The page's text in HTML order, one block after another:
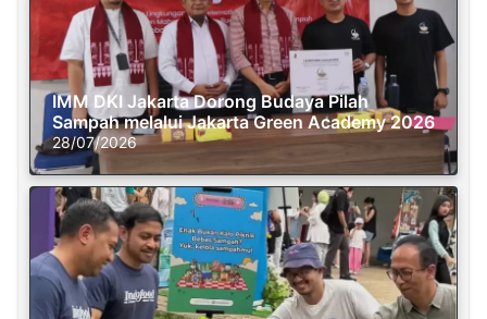
IMM DKI Jakarta Dorong Budaya Pilah
Sampah melalui Jakarta Green Academy 2026
28/07/2026